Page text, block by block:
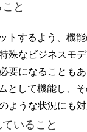
と
トするよう、機
殊なビジネスモ
要になることもあ
として機能し、
ような状況にも対
いること